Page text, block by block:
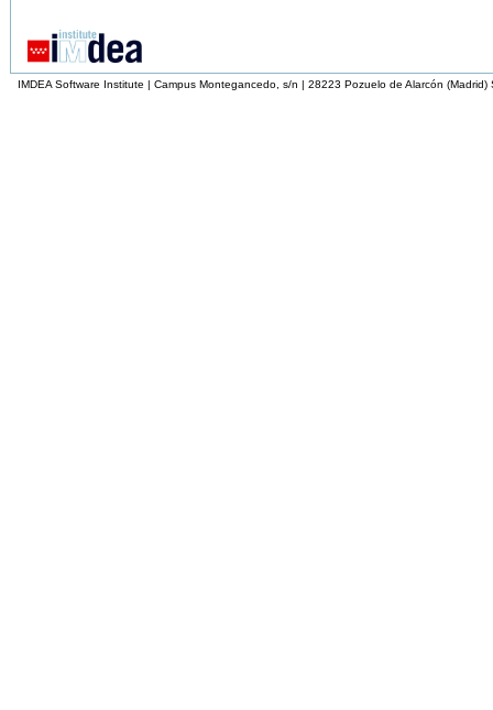
IMDEA Software Institute | Campus Montegancedo, s/n | 28223 Pozuelo de Alarcón (Madrid)